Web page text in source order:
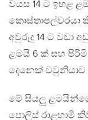
වයස 14 ට ඉහළ
කොස්තාපල්වරයා
අවුරුදු 14 ට වඩා
ළමයි 6 ක් සහ පිරිමි
දෙනෙක් වවුනියාව
මේ සියලු
පොලිස් රාළහාමි